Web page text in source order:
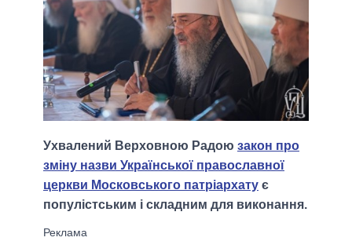
Ухвалений Верховною Радою закон про
зміну назви Української православної
церкви Московського патріархату є
популістським і складним для виконання.